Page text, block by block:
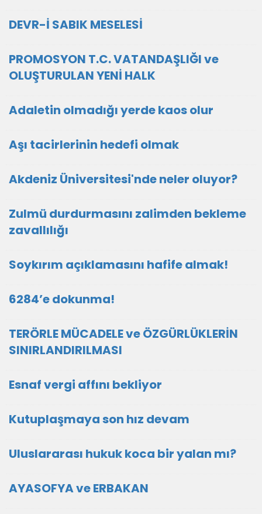
DEVR-İ SABIK MESELESİ
PROMOSYON T.C. VATANDAŞLIĞI ve
OLUŞTURULAN YENİ HALK
Adaletin olmadığı yerde kaos olur
Aşı tacirlerinin hedefi olmak
Akdeniz Üniversitesi'nde neler oluyor?
Zulmü durdurmasını zalimden bekleme
zavallılığı
Soykırım açıklamasını hafife almak!
6284’e dokunma!
TERÖRLE MÜCADELE ve ÖZGÜRLÜKLERİN
SINIRLANDIRILMASI
Esnaf vergi affını bekliyor
Kutuplaşmaya son hız devam
Uluslararası hukuk koca bir yalan mı?
AYASOFYA ve ERBAKAN